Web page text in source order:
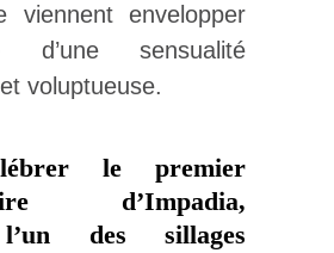
viennent envelopper
d’une sensualité
voluptueuse.
le premier
d’Impadia,
des sillages